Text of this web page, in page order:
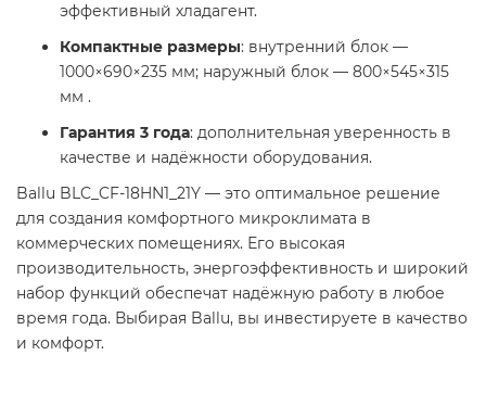
эффективный хладагент.
Компактные размеры: внутренний блок —
1000×690×235 мм; наружный блок — 800×545×315
мм .
Гарантия 3 года: дополнительная уверенность в
качестве и надёжности оборудования.
Ballu BLC_CF-18HN1_21Y — это оптимальное решение
для создания комфортного микроклимата в
коммерческих помещениях. Его высокая
производительность, энергоэффективность и широкий
набор функций обеспечат надёжную работу в любое
время года. Выбирая Ballu, вы инвестируете в качество
и комфорт.